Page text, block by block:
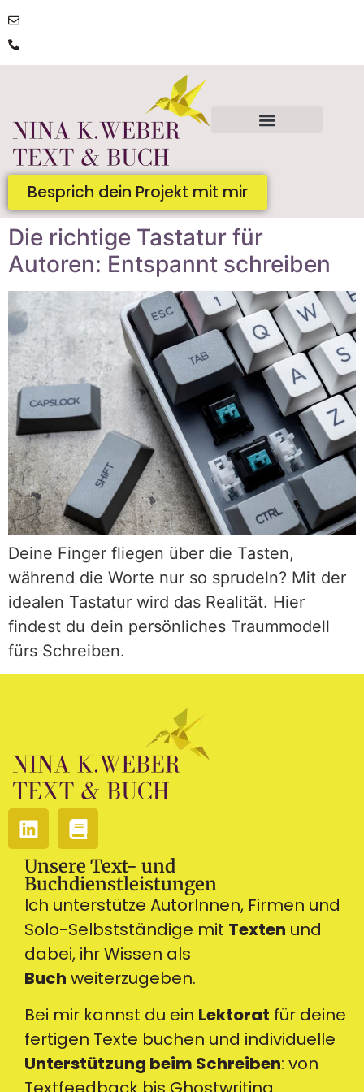
Besprich dein Projekt mit mir
Die richtige Tastatur für
Autoren: Entspannt schreiben
Deine Finger fliegen über die Tasten,
während die Worte nur so sprudeln? Mit der
idealen Tastatur wird das Realität. Hier
findest du dein persönliches Traummodell
fürs Schreiben.
Ich unterstütze AutorInnen, Firmen und
Solo-Selbstständige mit Texten und
dabei, ihr Wissen als
Buch weiterzugeben.
Bei mir kannst du ein Lektorat für deine
fertigen Texte buchen und individuelle
Unterstützung beim Schreiben: von
Unsere Text- und
Buchdienstleistungen